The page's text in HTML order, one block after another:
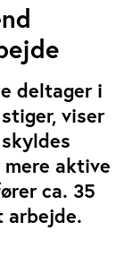
deltager i
viser
aktive
ca. 35
arbejde.